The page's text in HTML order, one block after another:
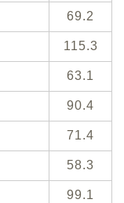
69.2
115.3
63.1
90.4
71.4
58.3
99.1